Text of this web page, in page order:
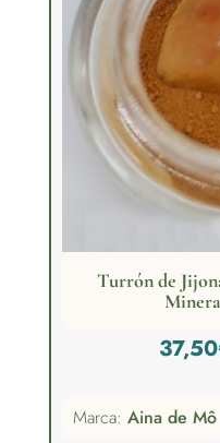
Turrón de
37,50
Marca: Aina de Mô